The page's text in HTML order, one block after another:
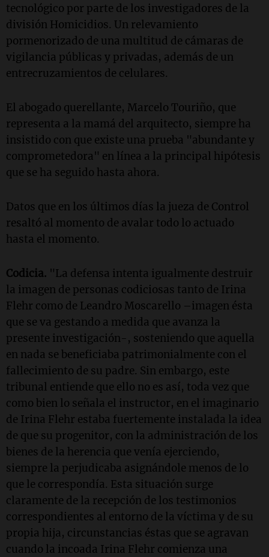
tecnológico por parte de los investigadores de la
división Homicidios. Un relevamiento
pormenorizado de una multitud de cámaras de
vigilancia públicas y privadas, además de un
entrecruzamientos de celulares.
El abogado querellante, Marcelo Touriño, que
representa a la mamá del arquitecto, siempre ha
insistido con que existe una prueba "abundante y
comprometedora" en línea a la principal hipótesis
que se ha seguido hasta ahora.
Datos que en los últimos días la jueza de Control
resaltó al momento de avalar todo lo actuado
hasta el momento.
Codicia. "La defensa intenta igualmente destruir
la imagen de personas codiciosas tanto de Irina
Flehr como de Leandro Moscarello –imagen ésta
que se va gestando a medida que avanza la
presente investigación-, sosteniendo que aquella
en nada se beneficiaba patrimonialmente con el
fallecimiento de su padre. Sin embargo, este
tribunal entiende que ello no es así, toda vez que
como bien lo señala el instructor, en el imaginario
de Irina Flehr estaba fuertemente instalada la idea
de que su progenitor, con la administración de los
bienes de la herencia que venía ejerciendo,
siempre la perjudicaba asignándole menos de lo
que le correspondía. Esta situación surge
claramente de la recepción de los testimonios
correspondientes al entorno de la víctima y de su
propia hija, circunstancias éstas que se agravan
cuando la incoada Irina Flehr comienza una